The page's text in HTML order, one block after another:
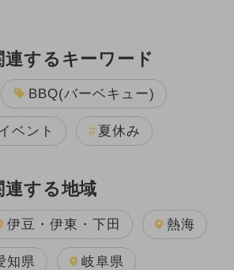
するキーワード
BBQ(バーベキュー)
ベント 夏休み
する地域
伊豆・伊東・下田 熱海
知県 岐阜県